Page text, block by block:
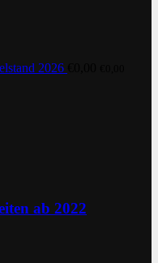
2026
ab 2022